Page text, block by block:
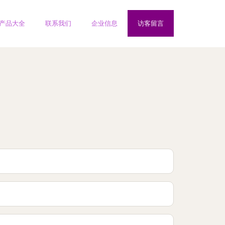
产品大全 联系我们 企业信息 访客留言